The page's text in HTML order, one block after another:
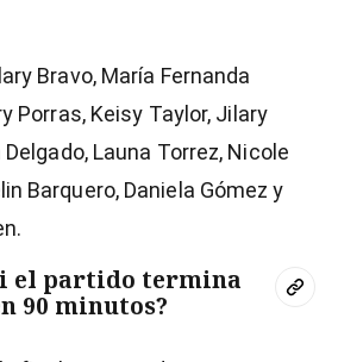
Bravo, María Fernanda
Porras, Keisy Taylor, Jilary
Delgado, Launa Torrez, Nicole
Barquero, Daniela Gómez y
el partido termina
90 minutos?